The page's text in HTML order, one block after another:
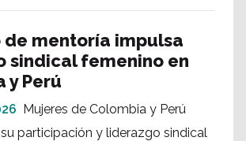
de mentoría impulsa
sindical femenino en
y Perú
Mujeres de Colombia y Perú
participación y liderazgo sindical